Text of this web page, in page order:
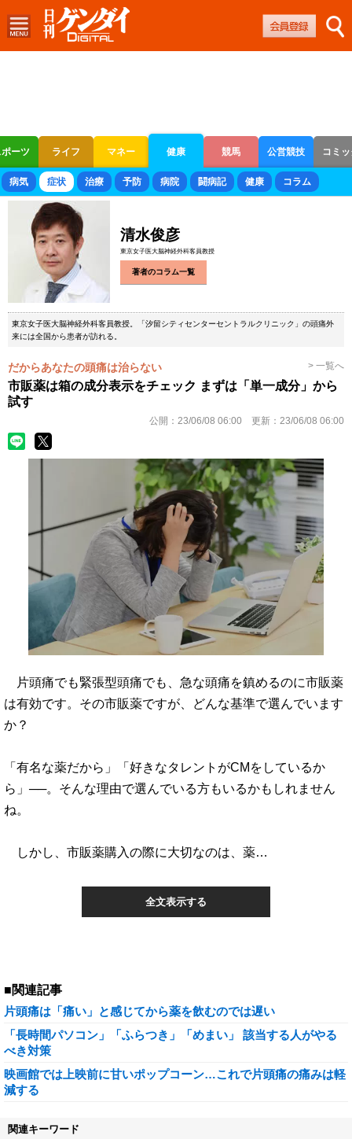
ーツ ライフ マネー 健康 競馬 公営競技 コミ
ボートレース 競輪 オートレース
病気 症状 治療 予防 病院 闘病記 健康 コラム
清水俊彦
東京女子医大脳神経外科客員教授
著者のコラム一覧
東京女子医大脳神経外科客員教授。「汐留シティセンターセントラルクリニック」の頭痛外
来には全国から患者が訪れる。
だからあなたの頭痛は治らない > 一覧へ
市販薬は箱の成分表示をチェック まずは「単一成分」から
試す
公開： 23/06/08 06:00 更新： 23/06/08 06:00
片頭痛でも緊張型頭痛でも、急な頭痛を鎮めるのに市販薬
は有効です。その市販薬ですが、どんな基準で選んでいます
か？
「有名な薬だから」「好きなタレントがCMをしているか
ら」──。そんな理由で選んでいる方もいるかもしれません
ね。
しかし、市販薬購入の際に大切なのは、薬…
全文表示する
■関連記事
片頭痛は「痛い」と感じてから薬を飲むのでは遅い
「長時間パソコン」「ふらつき」「めまい」 該当する人がやる
べき対策
映画館では上映前に甘いポップコーン…これで片頭痛の痛みは軽
減する
関連キーワード